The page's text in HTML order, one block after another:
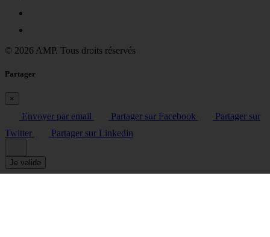
© 2026 AMP. Tous droits réservés
Partager
×
Envoyer par email Partager sur Facebook
Partager sur
Twitter
Partager sur Linkedin
Je valide